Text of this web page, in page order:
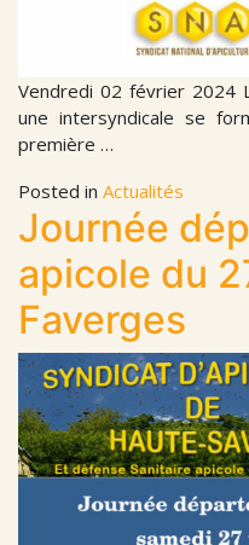
Vendredi 02 février 2024
une intersyndicale se
première …
Posted in Actualités
Journée
apicole du
Faverges